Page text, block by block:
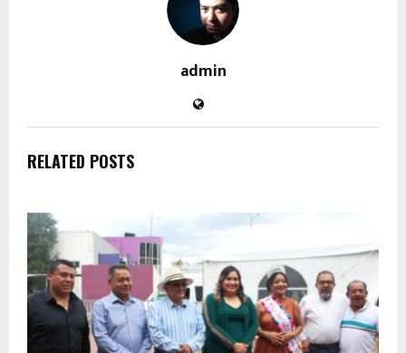
admin
RELATED POSTS